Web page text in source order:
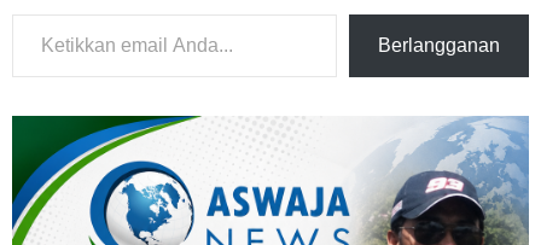
Ketikkan email Anda...
Berlangganan